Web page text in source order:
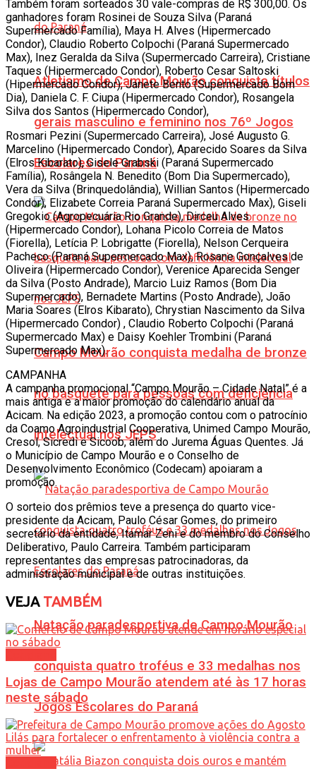
Atletismo de Campo Mourão conquista títulos
gerais masculino e feminino nos 76º Jogos
Escolares do Paraná
Campo Mourão conquista medalha de bronze
no basquete para pessoas com deficiência
intelectual nos JEPS
Natação paradesportiva de Campo Mourão
conquista quatro troféus e 33 medalhas nos
Jogos Escolares do Paraná
Também foram sorteados 30 vale-compras de R$ 300,00. Os
ganhadores foram Rosinei de Souza Silva (Paraná
Supermercado Família), Maya H. Alves (Hipermercado
Condor), Claudio Roberto Colpochi (Paraná Supermercado
Max), Inez Geralda da Silva (Supermercado Carreira), Cristiane
Taques (Hipermercado Condor), Roberto Cesar Saltoski
(Hipermercado Condor), Janete Bento (Supermercado Bom
Dia), Daniela C. F. Ciupa (Hipermercado Condor), Rosangela
Silva dos Santos (Hipermercado Condor),
Rosmari Pezini (Supermercado Carreira), José Augusto G.
Marcelino (Hipermercado Condor), Aparecido Soares da Silva
(Elros Kibarato), Gisele Grabski (Paraná Supermercado
Família), Rosângela N. Benedito (Bom Dia Supermercado),
Vera da Silva (Brinquedolândia), Willian Santos (Hipermercado
Condor), Elizabete Correia Paraná Supermercado Max), Giseli
Gregokio (Agropecuária Rio Grande), Dirceu Alves
(Hipermercado Condor), Lohana Picolo Correia de Matos
(Fiorella), Letícia P. Lobrigatte (Fiorella), Nelson Cerqueira
Pacheco (Paraná Supermercado Max), Rosane Gonçalves de
Oliveira (Hipermercado Condor), Verenice Aparecida Senger
da Silva (Posto Andrade), Marcio Luiz Ramos (Bom Dia
Supermercado), Bernadete Martins (Posto Andrade), João
Maria Soares (Elros Kibarato), Chrystian Nascimento da Silva
(Hipermercado Condor) , Claudio Roberto Colpochi (Paraná
Supermercado Max) e Daisy Koehler Trombini (Paraná
Supermercado Max).
CAMPANHA
A campanha promocional “Campo Mourão – Cidade Natal” é a
mais antiga e a maior promoção do calendário anual da
Acicam. Na edição 2023, a promoção contou com o patrocínio
da Coamo Agroindustrial Cooperativa, Unimed Campo Mourão,
Cresol, Sicredi e Sicoob, além do Jurema Águas Quentes. Já
o Município de Campo Mourão e o Conselho de
Desenvolvimento Econômico (Codecam) apoiaram a
promoção.
O sorteio dos prêmios teve a presença do quarto vice-
presidente da Acicam, Paulo César Gomes, do primeiro
secretário da entidade, Itamar Zeni e do membro do Conselho
Deliberativo, Paulo Carreira. Também participaram
representantes das empresas patrocinadoras, da
administração municipal e de outras instituições.
VEJATAMBÉM
Lojas de Campo Mourão atendem até às 17 horas
neste sábado